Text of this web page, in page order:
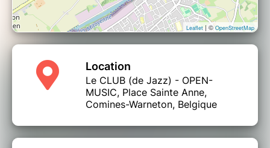
Leaflet | ©OpenStreetMap
Location
Le CLUB (de Jazz) - OPEN-
MUSIC, Place Sainte Anne,
Comines-Warneton, Belgique